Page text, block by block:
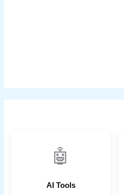
🤖
AI Tools